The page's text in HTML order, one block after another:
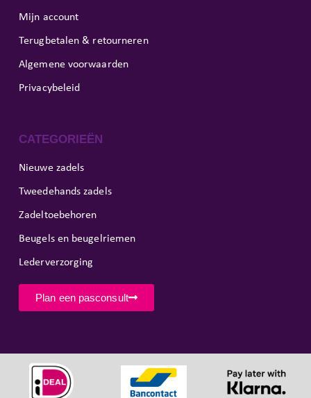
Mijn account
Terugbetalen & retourneren
Algemene voorwaarden
Privacybeleid
CATEGORIEËN
Nieuwe zadels
Tweedehands zadels
Zadeltoebehoren
Beugels en beugelriemen
Lederverzorging
Plan een pasconsult